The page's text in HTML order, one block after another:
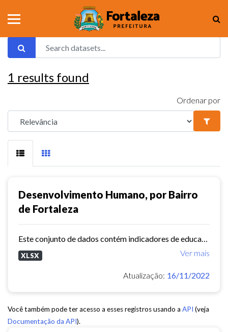
1 results found
Ordenar por
Desenvolvimento Humano, por Bairro
de Fortaleza
Ver mais
XLSX
Atualização: 16/11/2022
Você também pode ter acesso a esses registros usando a API (veja
Documentação da API).